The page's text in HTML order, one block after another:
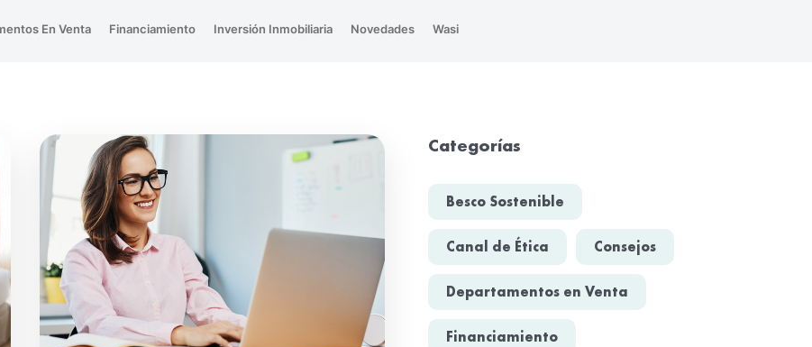
En Venta Financiamiento Inversión Inmobiliaria Novedades Wasi
Categorías
Besco Sostenible
Canal de Ética Consejos
Departamentos en Venta
Financiamiento